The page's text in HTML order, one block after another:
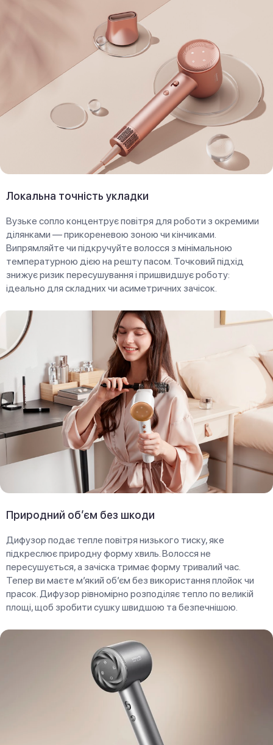
Локальна точність укладки
Вузьке сопло концентрує повітря для роботи з окремими
ділянками — прикореневою зоною чи кінчиками.
Випрямляйте чи підкручуйте волосся з мінімальною
температурною дією на решту пасом. Точковий підхід
знижує ризик пересушування і пришвидшує роботу:
ідеально для складних чи асиметричних зачісок.
Природний об’єм без шкоди
Дифузор подає тепле повітря низького тиску, яке
підкреслює природну форму хвиль. Волосся не
пересушується, а зачіска тримає форму тривалий час.
Тепер ви маєте м’який об’єм без використання плойок чи
прасок. Дифузор рівномірно розподіляє тепло по великій
площі, щоб зробити сушку швидшою та безпечнішою.